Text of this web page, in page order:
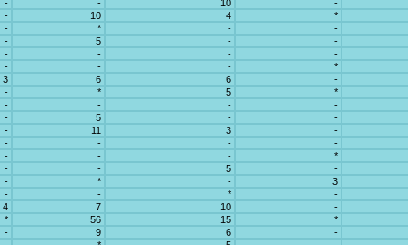
- - 10
-
- 10 4
*
- * -
-
- 5 -
-
- - -
-
- - -
*
3 6 6
-
- * 5
*
- - -
-
- 5 -
-
- 11 3
-
- - -
-
- - -
*
- - 5
-
- * -
3
- - *
-
4 7 10
-
* 56 15
*
- 9 6
-